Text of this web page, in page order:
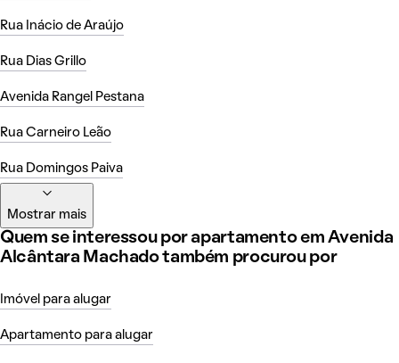
Rua Inácio de Araújo
Rua Dias Grillo
Avenida Rangel Pestana
Rua Carneiro Leão
Rua Domingos Paiva
Mostrar mais
Quem se interessou por apartamento em Avenida
Alcântara Machado também procurou por
Imóvel para alugar
Apartamento para alugar